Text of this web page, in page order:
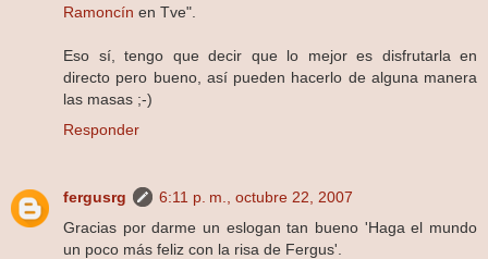
Ramoncín en Tve".
Eso sí, tengo que decir que lo mejor es disfrutarla en
directo pero bueno, así pueden hacerlo de alguna manera
las masas ;-)
Responder
fergusrg
6:11 p. m., octubre 22, 2007
Gracias por darme un eslogan tan bueno 'Haga el mundo
un poco más feliz con la risa de Fergus'.